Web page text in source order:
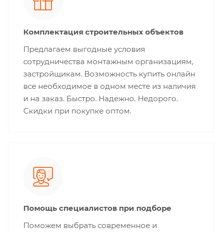
Комплектация строительных объектов
Предлагаем выгодные условия
сотрудничества монтажным организациям,
застройщикам. Возможность купить онлайн
все необходимое в одном месте из наличия
и на заказ. Быстро. Надежно. Недорого.
Скидки при покупке оптом.
Помощь специалистов при подборе
Поможем выбрать современное и